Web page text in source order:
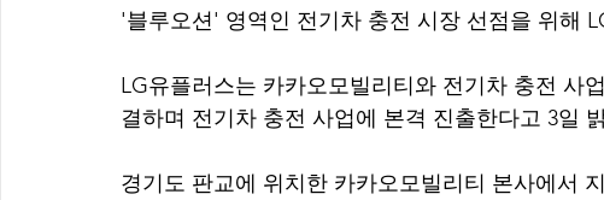
'블루오션' 영역인 전기차 충전 시장 선점을 위해
LG유플러스는 카카오모빌리티와 전기차 충전 사
결하며 전기차 충전 사업에 본격 진출한다고 3일
경기도 판교에 위치한 카카오모빌리티 본사에서